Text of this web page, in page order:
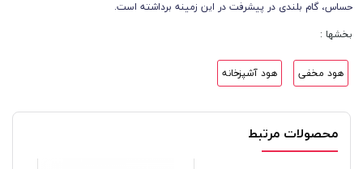
حساس، گام بلندی در پیشرفت در این زمینه برداشته است.
بخشها :
هود مخفی هود آشپزخانه
محصولات مرتبط